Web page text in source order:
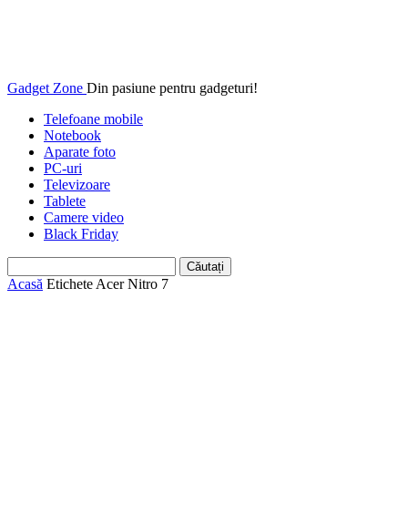
Gadget Zone Din pasiune pentru gadgeturi!
Telefoane mobile
Notebook
Aparate foto
PC-uri
Televizoare
Tablete
Camere video
Black Friday
Acasă Etichete Acer Nitro 7